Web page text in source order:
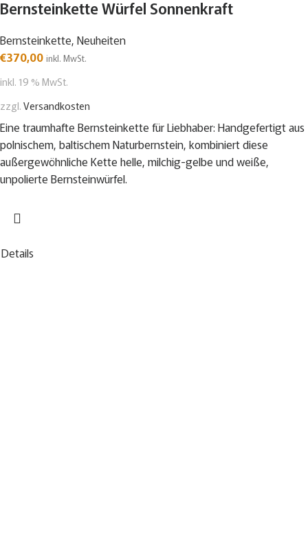
Bernsteinkette Würfel Sonnenkraft
Bernsteinkette, Neuheiten
€370,00 inkl. MwSt.
inkl. 19 % MwSt.
zzgl.Versandkosten
Eine traumhafte Bernsteinkette für Liebhaber: Handgefertigt aus
polnischem, baltischem Naturbernstein, kombiniert diese
außergewöhnliche Kette helle, milchig-gelbe und weiße,
unpolierte Bernsteinwürfel.
Details